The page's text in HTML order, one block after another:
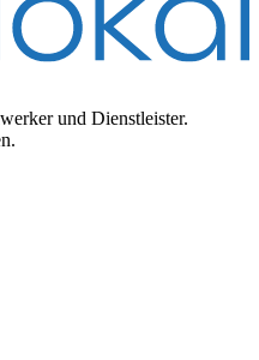
und Dienstleister.